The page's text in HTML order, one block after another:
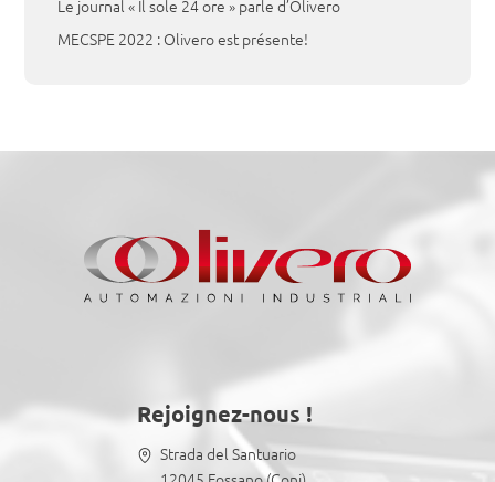
Le journal « Il sole 24 ore » parle d’Olivero
MECSPE 2022 : Olivero est présente!
Rejoignez-nous !
Strada del Santuario